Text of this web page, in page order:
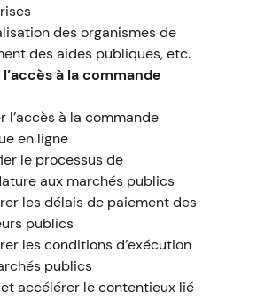
des organismes de
des aides publiques, etc.
à la commande
l’accès à la commande
en ligne
le processus de
aux marchés publics
les délais de paiement des
publics
les conditions d’exécution
publics
accélérer le contentieux lié